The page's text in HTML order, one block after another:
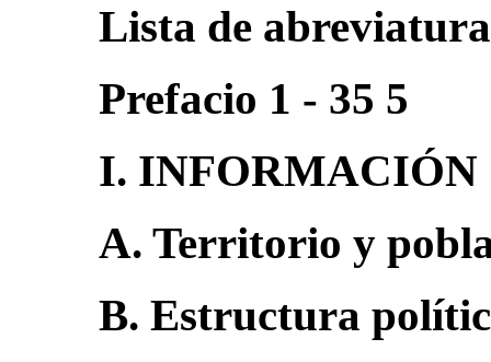
Lista de
Prefacio 1 - 35 5
I. INFORMACIÓN
A. Territorio y
B. Estructura